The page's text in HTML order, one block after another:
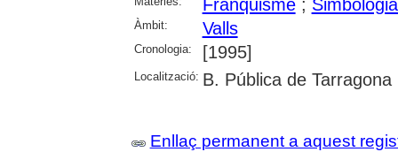
Franquisme;
Àmbit: Valls
Cronologia: [1995]
Localització: B. Pública de Tarragona
Enllaç permanent a aquest